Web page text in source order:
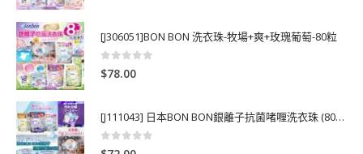
[J306051]BON BON 洗衣珠-牧場+爽+玫瑰葡萄-80粒
0out of 5
$78.00
[J111043] 日本BON BON銀離子抗菌啫喱洗衣珠 (80粒)
0out of 5